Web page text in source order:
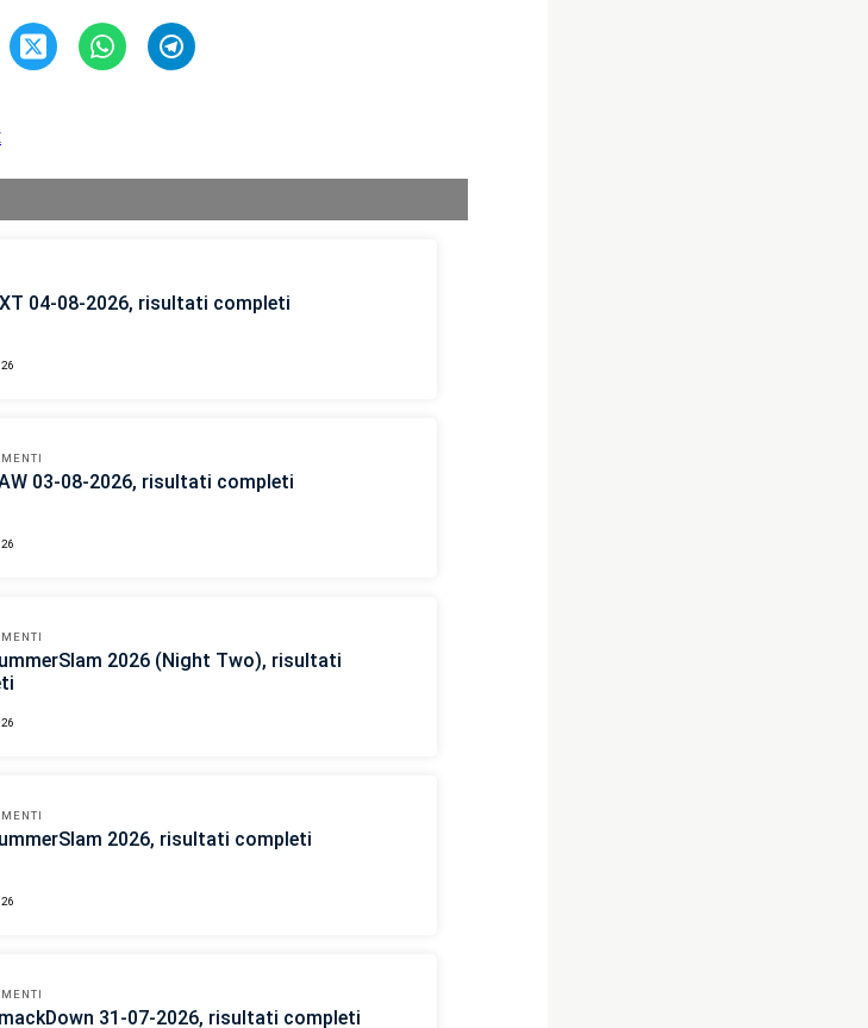
04-08-2026, risultati completi
03-08-2026, risultati completi
2026 (Night Two), risultati
2026, risultati completi
31-07-2026, risultati completi